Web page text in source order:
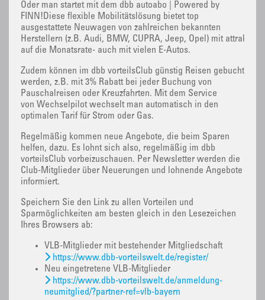
Oder man startet mit dem dbb autoabo | Powered by
FINN!Diese flexible Mobilitätslösung bietet top
ausgestattete Neuwagen von zahlreichen bekannten
Herstellern (z.B. Audi, BMW, CUPRA, Jeep, Opel) mit
auf die Monatsrate- auch mit vielen E-Autos.
Zudem können im dbb vorteilsClub günstig Reisen gebucht
werden, z.B. mit 3% Rabatt bei jeder Buchung von
Pauschalreisen oder Kreuzfahrten. Mit dem Service
von Wechselpilot wechselt man automatisch in den
optimalen Tarif für Strom oder Gas.
Regelmäßig kommen neue Angebote, die beim Sparen
helfen, dazu. Es lohnt sich also, regelmäßig im dbb
vorteilsClub vorbeizuschauen. Per Newsletter werden die
Club-Mitglieder über Neuerungen und lohnende Angebote
informiert.
Speichern Sie den Link zu allen Vorteilen und
Sparmöglichkeiten am besten gleich in den Lesezeichen
Ihres Browsers ab:
VLB-Mitglieder mit bestehender Mitgliedschaft
https://www.dbb-vorteilswelt.de/register/
Neu eingetretene VLB-Mitglieder
https://www.dbb-vorteilswelt.de/anmeldung-
neumitglied/?partner-ref=vlb-bayern